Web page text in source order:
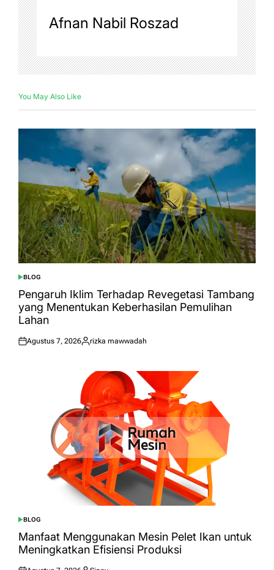
Afnan Nabil Roszad
You May Also Like
POSTED
IN
BLOG
Pengaruh Iklim Terhadap Revegetasi Tambang
yang Menentukan Keberhasilan Pemulihan
Lahan
Posted
Agustus 7, 2026
Posted
rizka mawwadah
POSTED
IN
BLOG
Manfaat Menggunakan Mesin Pelet Ikan untuk
Meningkatkan Efisiensi Produksi